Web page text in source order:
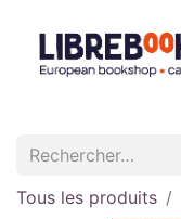
Tous les produits